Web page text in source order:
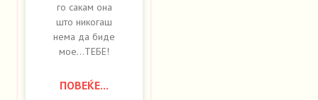
го сакам она
што никогаш
нема да биде
мое…ТЕБЕ!
ПОВЕЌЕ...